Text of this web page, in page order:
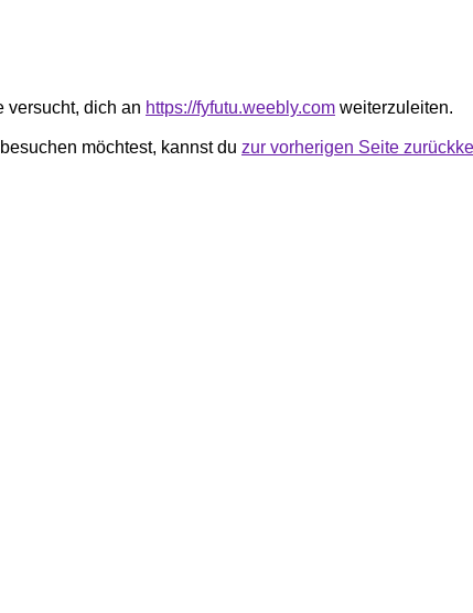
versucht, dich an https://fyfutu.weebly.com weiterzuleiten.
möchtest, kannst du zur vorherigen Seite